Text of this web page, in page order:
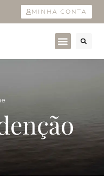
MINHA CONTA